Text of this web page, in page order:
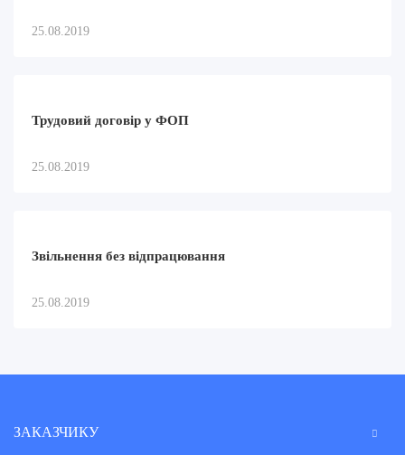
25.08.2019
Трудовий договір у ФОП
25.08.2019
Звільнення без відпрацювання
25.08.2019
ЗАКАЗЧИКУ